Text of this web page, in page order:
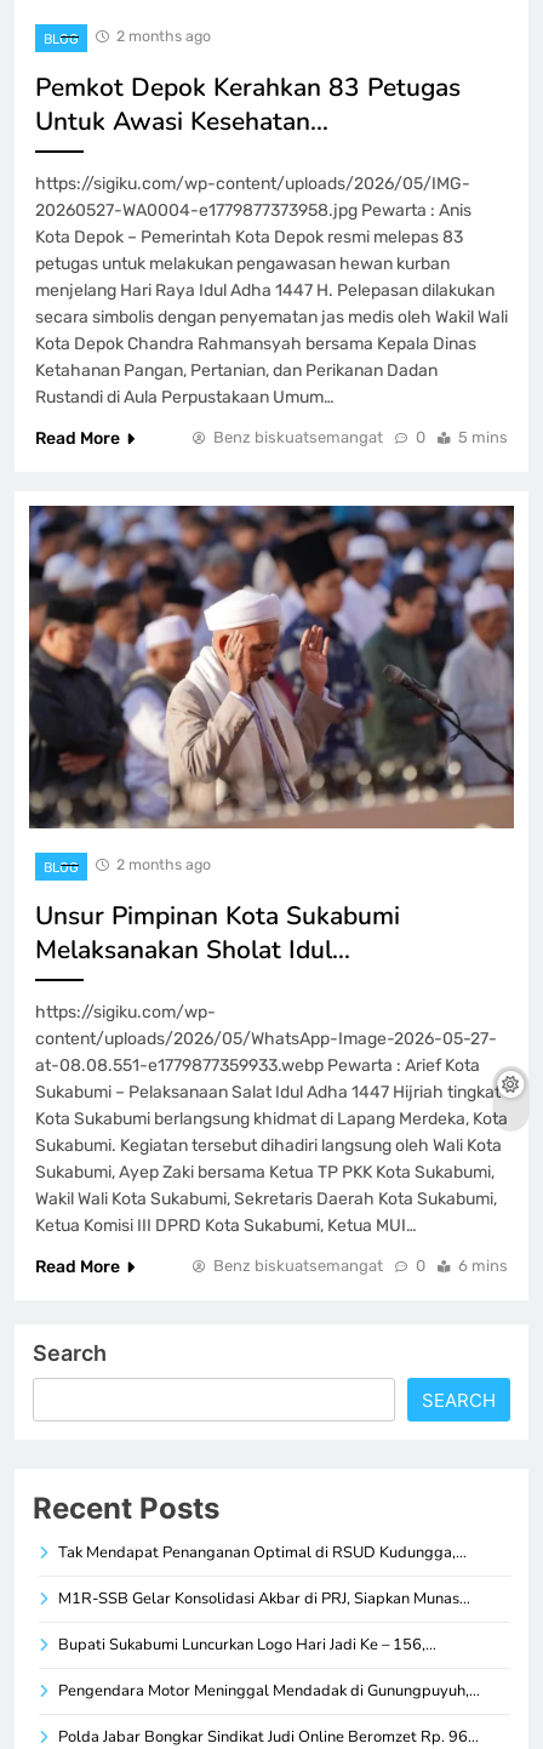
BLOG 2 months ago
Pemkot Depok Kerahkan 83 Petugas
Untuk Awasi Kesehatan…
https://sigiku.com/wp-content/uploads/2026/05/IMG-
20260527-WA0004-e1779877373958.jpg Pewarta : Anis
Kota Depok – Pemerintah Kota Depok resmi melepas 83
petugas untuk melakukan pengawasan hewan kurban
menjelang Hari Raya Idul Adha 1447 H. Pelepasan dilakukan
secara simbolis dengan penyematan jas medis oleh Wakil Wali
Kota Depok Chandra Rahmansyah bersama Kepala Dinas
Ketahanan Pangan, Pertanian, dan Perikanan Dadan
Rustandi di Aula Perpustakaan Umum…
Read More
Benz biskuatsemangat 0 5 mins
BLOG 2 months ago
Unsur Pimpinan Kota Sukabumi
Melaksanakan Sholat Idul…
https://sigiku.com/wp-
content/uploads/2026/05/WhatsApp-Image-2026-05-27-
at-08.08.551-e1779877359933.webp Pewarta : Arief Kota
Sukabumi – Pelaksanaan Salat Idul Adha 1447 Hijriah tingkat
Kota Sukabumi berlangsung khidmat di Lapang Merdeka, Kota
Sukabumi. Kegiatan tersebut dihadiri langsung oleh Wali Kota
Sukabumi, Ayep Zaki bersama Ketua TP PKK Kota Sukabumi,
Wakil Wali Kota Sukabumi, Sekretaris Daerah Kota Sukabumi,
Ketua Komisi III DPRD Kota Sukabumi, Ketua MUI…
Read More
Benz biskuatsemangat 0 6 mins
Search
SEARCH
Recent Posts
Tak Mendapat Penanganan Optimal di RSUD Kudungga,…
M1R-SSB Gelar Konsolidasi Akbar di PRJ, Siapkan Munas…
Bupati Sukabumi Luncurkan Logo Hari Jadi Ke – 156,…
Pengendara Motor Meninggal Mendadak di Gunungpuyuh,…
Polda Jabar Bongkar Sindikat Judi Online Beromzet Rp. 96…